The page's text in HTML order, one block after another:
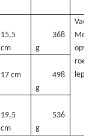
15,5
cm
368
g
Met
lepel
17 cm
498
g
19,5
cm
536
g